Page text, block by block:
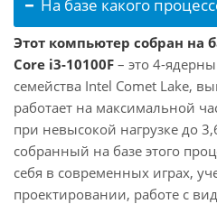
На базе какого
Этот компьютер собран на
Core i3-10100F – это 4-
семейства Intel Comet Lake,
работает на максимальной
при невысокой нагрузке до
собранный на базе этого
себя в современных играх,
проектировании, работе с